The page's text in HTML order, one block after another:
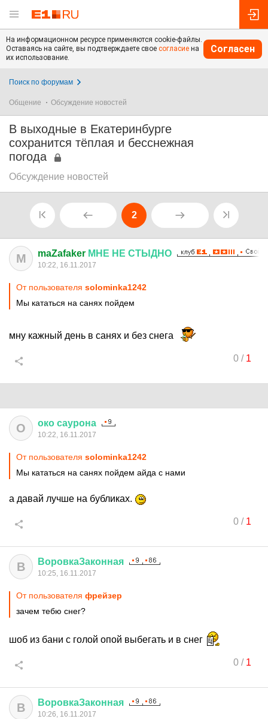
На информационном ресурсе применяются cookie-файлы.
Оставаясь на сайте, вы подтверждаете свое согласие на
их использование.
Согласен
Поиск по форумам
Общение Обсуждение новостей
В выходные в Екатеринбурге
сохранится тёплая и бесснежная
погода
Обсуждение новостей
2
M maZafaker МНЕ НЕ СТЫДНО
10:22, 16.11.2017
От пользователя solominka1242
Мы кататься на санях пойдем
мну кажный день в санях и без снега
0/ 1
О око саурона
10:22, 16.11.2017
От пользователя solominka1242
Мы кататься на санях пойдем айда с нами
а давай лучше на бубликах.
0/ 1
В ВоровкаЗаконная
10:25, 16.11.2017
От пользователя фрейзер
зачем тебю снег?
шоб из бани с голой опой выбегать и в снег
0/ 1
В ВоровкаЗаконная
10:26, 16.11.2017